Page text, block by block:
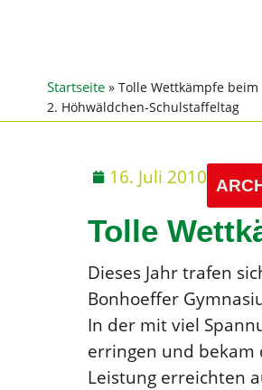
Startseite »Tolle Wettkämpfe beim
2. Höhwäldchen-Schulstaffeltag
16. Juli 2010
Tolle
Dieses Jahr trafen
Bonhoeffer
In der mit viel
erringen und bekam
Leistung erreichten